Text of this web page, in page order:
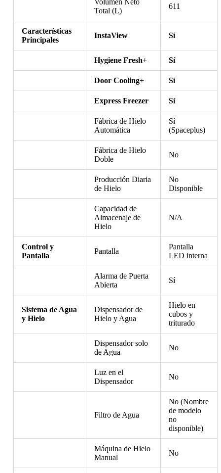
Volumen Neto
Total (L)
611
Características
Principales
InstaView Sí
Hygiene Fresh+ Sí
Door Cooling+ Sí
Express Freezer Sí
Fábrica de Hielo
Automática
Sí
(Spaceplus)
Fábrica de Hielo
Doble
No
Producción Diaria
de Hielo
No
Disponible
Capacidad de
Almacenaje de
Hielo
N/A
Control y
Pantalla
Pantalla
Pantalla
LED interna
Alarma de Puerta
Abierta
Sí
Sistema de Agua
y Hielo
Dispensador de
Hielo y Agua
Hielo en
cubos y
triturado
Dispensador solo
de Agua
No
Luz en el
Dispensador
No
Filtro de Agua
No (Nombre
de modelo
no
disponible)
Máquina de Hielo
Manual
No